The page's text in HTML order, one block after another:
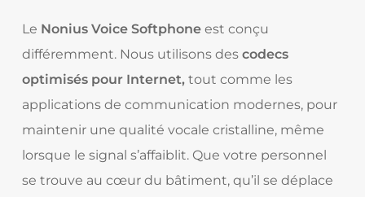
Le Nonius Voice Softphoneest conçu
différemment. Nous utilisons descodecs
optimisés pour Internet,tout comme les
applications de communication modernes, pour
maintenir une qualité vocale cristalline, même
lorsque le signal s’affaiblit. Que votre personnel
se trouve au cœur du bâtiment, qu’il se déplace